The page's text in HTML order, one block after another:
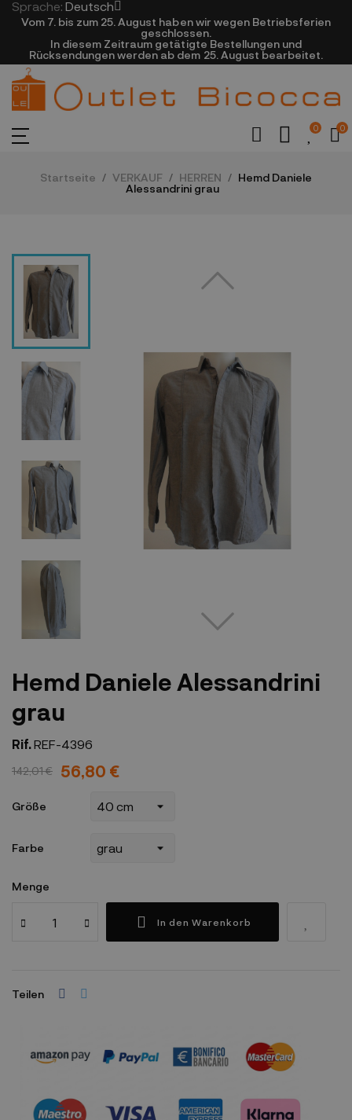
Sprache: Deutsch
Vom 7. bis zum 25. August haben wir wegen Betriebsferien
geschlossen.
In diesem Zeitraum getätigte Bestellungen und
Rücksendungen werden ab dem 25. August bearbeitet.
0 0
Startseite VERKAUF HERREN
Hemd Daniele
Alessandrini grau
Hemd Daniele Alessandrini
grau
Rif.REF-4396
142,01 € 56,80 €
Größe
Farbe
Menge
In den Warenkorb
Teilen